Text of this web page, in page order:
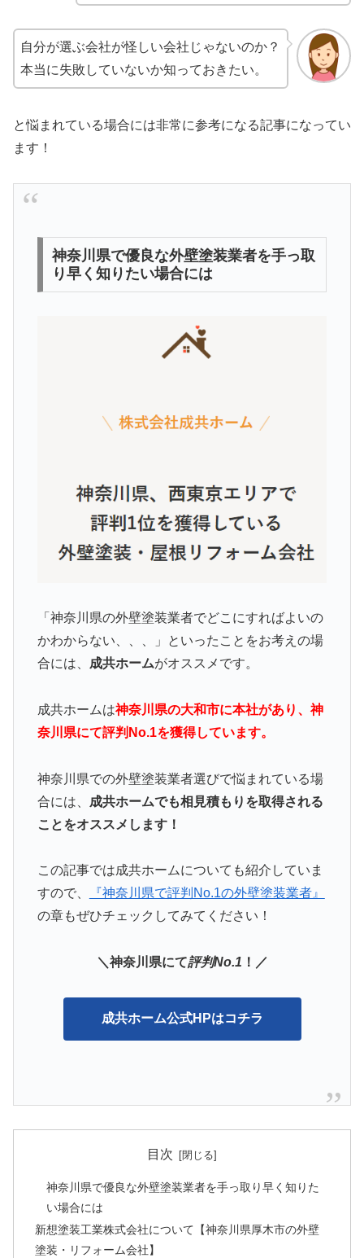
自分が選ぶ会社が怪しい会社じゃないのか？
本当に失敗していないか知っておきたい。
と悩まれている場合には非常に参考になる記事になってい
ます！
神奈川県で優良な外壁塗装業者を手っ取
り早く知りたい場合には
「神奈川県の外壁塗装業者でどこにすればよいの
かわからない、、、」といったことをお考えの場
合には、 成共ホームがオススメです。
成共ホームは神奈川県の大和市に本社があり、神
奈川県にて評判No.1を獲得しています。
神奈川県での外壁塗装業者選びで悩まれている場
合には、 成共ホームでも相見積もりを取得される
ことをオススメします！
この記事では成共ホームについても紹介していま
すので、
『神奈川県で評判No.1の外壁塗装業者』
の章もぜひチェックしてみてください！
＼神奈川県にて評判No.1 ！／
成共ホーム公式HPはコチラ
目次
神奈川県で優良な外壁塗装業者を手っ取り早く知りた
い場合には
新想塗装工業株式会社について【神奈川県厚木市の外壁
塗装・リフォーム会社】